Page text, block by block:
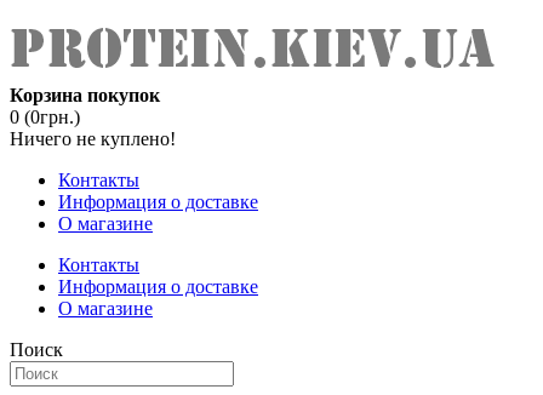
Корзина покупок
0 (0грн.)
Ничего не куплено!
Контакты
Информация о доставке
О магазине
Контакты
Информация о доставке
О магазине
Поиск